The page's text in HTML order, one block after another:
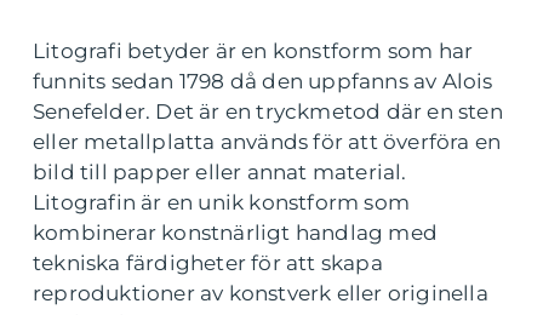
Litografi betyder är en konstform som har
funnits sedan 1798 då den uppfanns av Alois
Senefelder. Det är en tryckmetod där en sten
eller metallplatta används för att överföra en
bild till papper eller annat material.
Litografin är en unik konstform som
kombinerar konstnärligt handlag med
tekniska färdigheter för att skapa
reproduktioner av konstverk eller originella